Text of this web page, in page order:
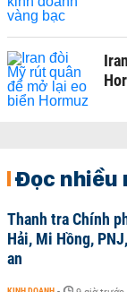
Đọc nhiều
Thanh tra Chính
Hải, Mi Hồng,
an